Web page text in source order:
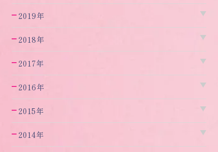
2019年
2018年
2017年
2016年
2015年
2014年